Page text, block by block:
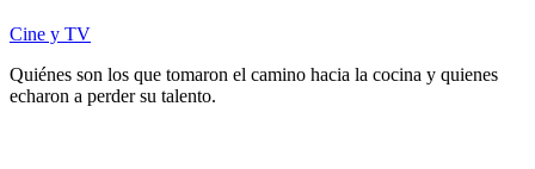
Cine y TV
Quiénes son los que tomaron el camino hacia la cocina y quienes
echaron a perder su talento.